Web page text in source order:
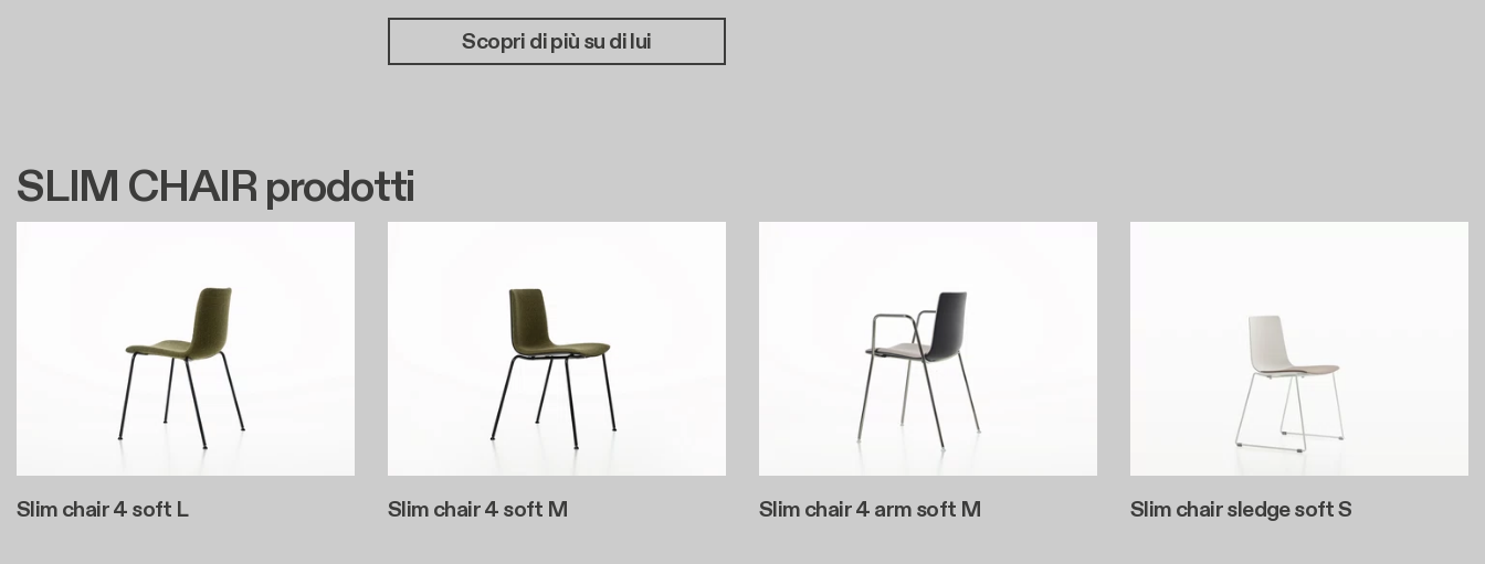
Scopri di più su di lui
SLIM CHAIR prodotti
Slim chair 4 soft L Slim chair 4 soft M Slim chair 4 arm soft M Slim chair sledge soft S